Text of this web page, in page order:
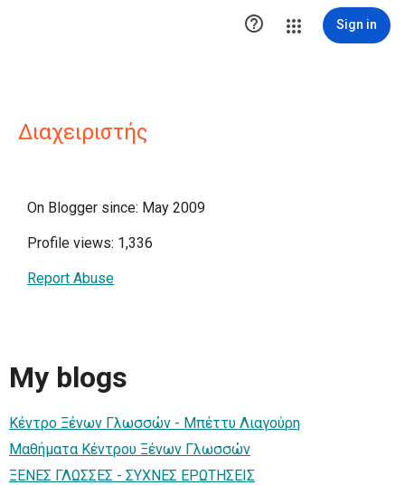
 Sign in
Διαχειριστής
On Blogger since: May 2009
Profile views: 1,336
Report Abuse
My blogs
Κέντρο Ξένων Γλωσσών - Μπέττυ Λιαγούρη
Μαθήματα Κέντρου Ξένων Γλωσσών
ΞΕΝΕΣ ΓΛΩΣΣΕΣ - ΣΥΧΝΕΣ ΕΡΩΤΗΣΕΙΣ